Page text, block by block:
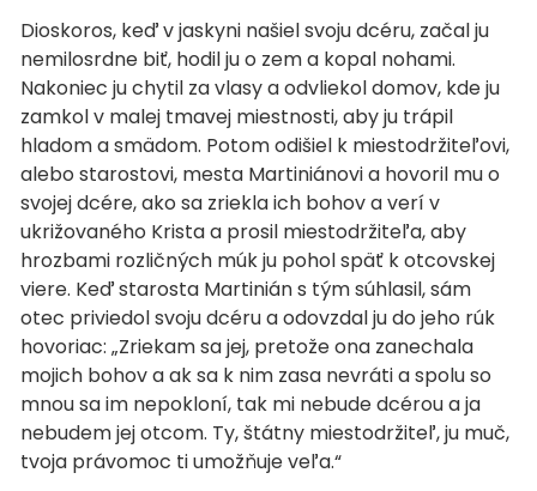
Dioskoros, keď v jaskyni našiel svoju dcéru, začal ju
nemilosrdne biť, hodil ju o zem a kopal nohami.
Nakoniec ju chytil za vlasy a odvliekol domov, kde ju
zamkol v malej tmavej miestnosti, aby ju trápil
hladom a smädom. Potom odišiel k miestodržiteľovi,
alebo starostovi, mesta Martiniánovi a hovoril mu o
svojej dcére, ako sa zriekla ich bohov a verí v
ukrižovaného Krista a prosil miestodržiteľa, aby
hrozbami rozličných múk ju pohol späť k otcovskej
viere. Keď starosta Martinián s tým súhlasil, sám
otec priviedol svoju dcéru a odovzdal ju do jeho rúk
hovoriac: „Zriekam sa jej, pretože ona zanechala
mojich bohov a ak sa k nim zasa nevráti a spolu so
mnou sa im nepokloní, tak mi nebude dcérou a ja
nebudem jej otcom. Ty, štátny miestodržiteľ, ju muč,
tvoja právomoc ti umožňuje veľa.“